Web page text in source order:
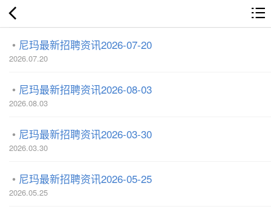
尼玛最新招聘资讯2026-07-20
2026.07.20
尼玛最新招聘资讯2026-08-03
2026.08.03
尼玛最新招聘资讯2026-03-30
2026.03.30
尼玛最新招聘资讯2026-05-25
2026.05.25